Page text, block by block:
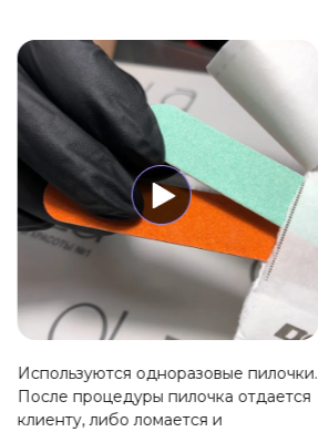
Используются одноразовые пилочки.
После процедуры пилочка отдается
клиенту, либо ломается и